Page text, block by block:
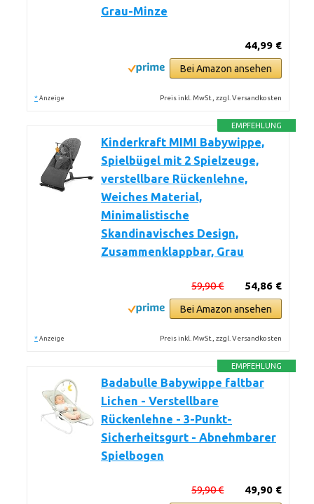
Grau-Minze
44,99 €
Bei Amazon ansehen
* Anzeige Preis inkl. MwSt., zzgl. Versandkosten
EMPFEHLUNG
Kinderkraft MIMI Babywippe,
Spielbügel mit 2 Spielzeuge,
verstellbare Rückenlehne,
Weiches Material,
Minimalistische
Skandinavisches Design,
Zusammenklappbar, Grau
54,86 €
59,90 €
Bei Amazon ansehen
* Anzeige Preis inkl. MwSt., zzgl. Versandkosten
EMPFEHLUNG
Badabulle Babywippe faltbar
Lichen - Verstellbare
Rückenlehne - 3-Punkt-
Sicherheitsgurt - Abnehmbarer
Spielbogen
49,90 €
59,90 €